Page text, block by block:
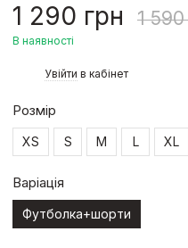
1 290 грн 1
В наявності
Увійти в кабінет
Розмір
XS S M L XL
Варіація
Футболка+шорти